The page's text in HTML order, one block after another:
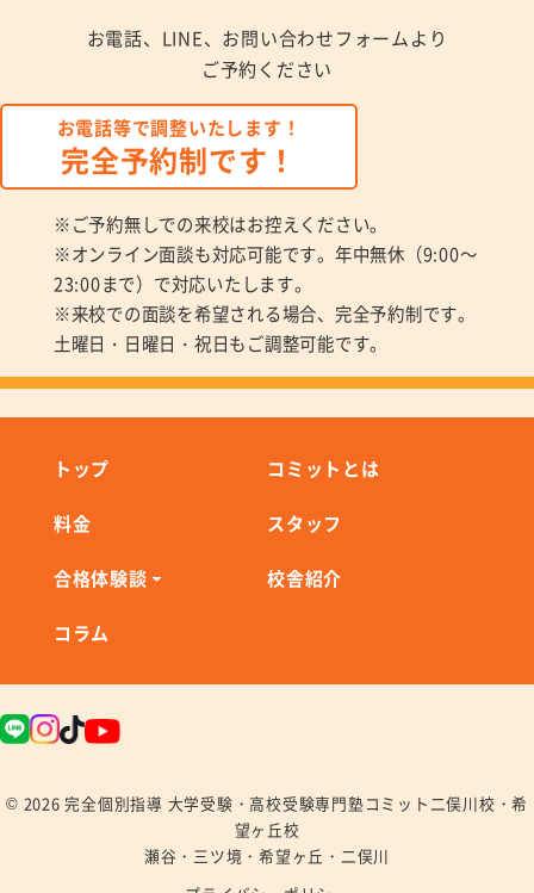
お電話、LINE、お問い合わせフォームより
ご予約ください
お電話等で調整いたします！
完全予約制です！
※ご予約無しでの来校はお控えください。
※オンライン面談も対応可能です。年中無休（9:00～
23:00まで）で対応いたします。
※来校での面談を希望される場合、完全予約制です。
土曜日・日曜日・祝日もご調整可能です。
トップ コミットとは
料金 スタッフ
合格体験談 校舎紹介
コラム
© 2026 完全個別指導 大学受験・高校受験専門塾コミット二俣川校・希
望ヶ丘校
瀬谷・三ツ境・希望ヶ丘・二俣川